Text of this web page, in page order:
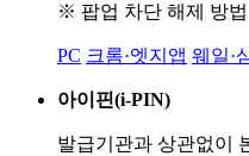
※ 팝업 차단 해제 방법
PC 크롬·엣지앱 웨일·
아이핀(i-PIN)
발급기관과 상관없이